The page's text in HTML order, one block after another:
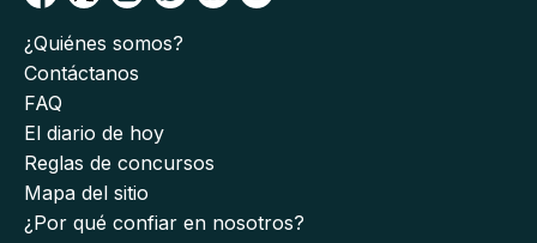
¿Quiénes somos?
Contáctanos
FAQ
El diario de hoy
Reglas de concursos
Mapa del sitio
¿Por qué confiar en nosotros?